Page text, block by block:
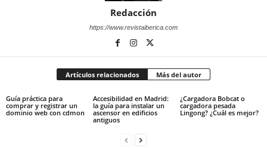
Redacción
https://www.revistaiberica.com
Artículos relacionados Más del autor
Guía práctica para
comprar y registrar un
dominio web con cdmon
Accesibilidad en Madrid:
la guía para instalar un
ascensor en edificios
antiguos
¿Cargadora Bobcat o
cargadora pesada
Lingong? ¿Cuál es mejor?